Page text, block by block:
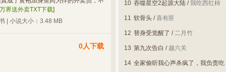
界送外卖TXT下载]
| 小说大小：3.48 MB
0人下载
10 吞噬星空2起源大陆 /我吃西红柿
11 软骨头 /喜有匪
12 替身受觉醒了 /二月竹
13 第九次告白 / 越六关
14 全家偷听我心声杀疯了，我负责吃